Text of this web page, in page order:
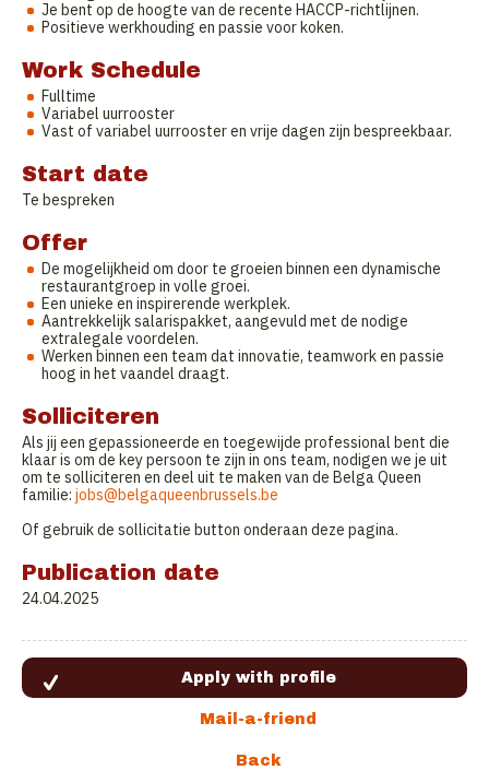
Je bent op de hoogte van de recente HACCP-richtlijnen.
Positieve werkhouding en passie voor koken.
Work Schedule
Fulltime
Variabel uurrooster
Vast of variabel uurrooster en vrije dagen zijn bespreekbaar.
Start date
Te bespreken
Offer
De mogelijkheid om door te groeien binnen een dynamische
restaurantgroep in volle groei.
Een unieke en inspirerende werkplek.
Aantrekkelijk salarispakket, aangevuld met de nodige
extralegale voordelen.
Werken binnen een team dat innovatie, teamwork en passie
hoog in het vaandel draagt.
Solliciteren
Als jij een gepassioneerde en toegewijde professional bent die
klaar is om de key persoon te zijn in ons team, nodigen we je uit
om te solliciteren en deel uit te maken van de Belga Queen
familie: jobs@belgaqueenbrussels.be
Of gebruik de sollicitatie button onderaan deze pagina.
Publication date
24.04.2025